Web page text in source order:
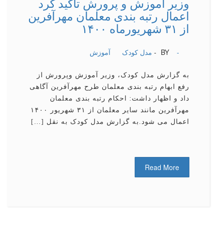
وزیر آموزش و پرورش تاكید كرد
اعمال رتبه بندی معلمان مهرآفرین
از ۳۱ شهریورماه ۱۴۰۰
BY - مدل کودک آموزش -
به گزارش مدل کودک، وزیر آموزش وپرورش از
رفع ابهام رتبه بندی معلمان طرح مهرآفرین آگاهی
داد و اظهار داشت: احکام رتبه بندی معلمان
مهرآفرین مانند سایر معلمان از ۳۱ شهریور ۱۴۰۰
اعمال می شود.به گزارش مدل کودک به نقل […]
Read More